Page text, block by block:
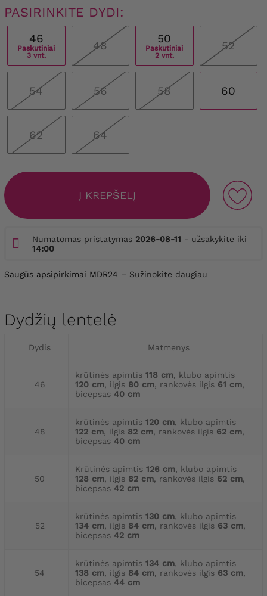
PASIRINKITE DYDI:
46
Paskutiniai
3 vnt.
48
50
Paskutiniai
2 vnt.
52
54 56 58 60
62 64
Į KREPŠELĮ
Numatomas pristatymas 2026-08-11 - užsakykite iki
14:00
Saugūs apsipirkimai MDR24 – Sužinokite daugiau
Dydžių lentelė
Dydis Matmenys
46
krūtinės apimtis 118 cm, klubo apimtis
120 cm, ilgis 80 cm, rankovės ilgis 61 cm,
bicepsas 40 cm
48
krūtinės apimtis 120 cm, klubo apimtis
122 cm, ilgis 82 cm, rankovės ilgis 62 cm,
bicepsas 40 cm
50
Krūtinės apimtis 126 cm, klubo apimtis
128 cm, ilgis 82 cm, rankovės ilgis 62 cm,
bicepsas 42 cm
52
krūtinės apimtis 130 cm, klubo apimtis
134 cm, ilgis 84 cm, rankovės ilgis 63 cm,
bicepsas 42 cm
54
krūtinės apimtis 134 cm, klubo apimtis
138 cm, ilgis 84 cm, rankovės ilgis 63 cm,
bicepsas 44 cm